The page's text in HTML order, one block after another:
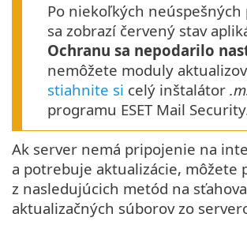
Po niekoľkých neúspešných
sa zobrazí červený stav
Ochranu sa nepodarilo
nemôžete moduly
stiahnite si celý inštalátor
programu ESET Mail
Ak server nemá pripojenie na
a potrebuje aktualizácie, môžete
z nasledujúcich metód na
aktualizačných súborov zo